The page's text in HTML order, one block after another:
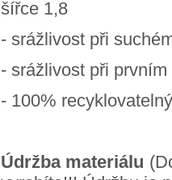
šířce 1,8
- srážlivost při
- srážlivost při
- 100% recyklovatelný
Údržba materiálu